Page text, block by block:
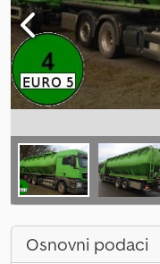
Osnovni podaci